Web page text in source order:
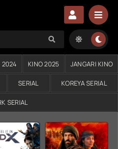
2024 KINO 2025 JANGARI KINO
SERIAL KOREYA SERIAL
SERIAL